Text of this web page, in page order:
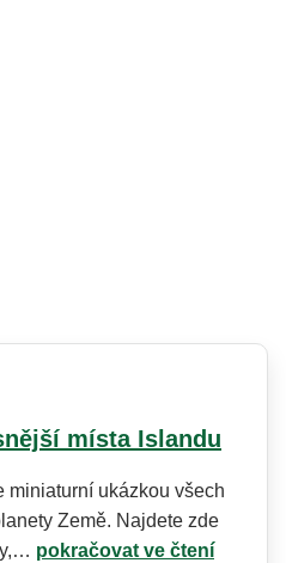
místa Islandu
miniaturní ukázkou všech
Země. Najdete zde
pokračovat ve čtení